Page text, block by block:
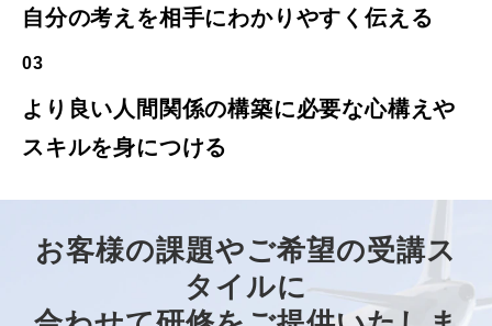
自分の考えを相手にわかりやすく伝える
03
より良い人間関係の構築に必要な心構えや
スキルを身につける
お客様の課題やご希望の受講ス
タイルに